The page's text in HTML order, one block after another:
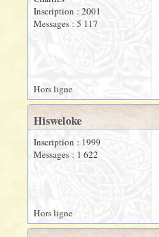
Inscription : 2001
Messages : 5 117
Hors ligne
Hisweloke
Inscription : 1999
Messages : 1 622
Hors ligne